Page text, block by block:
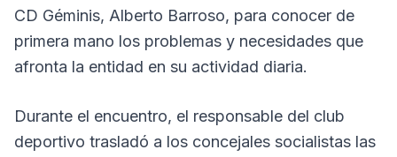
CD Géminis, Alberto Barroso, para conocer de
primera mano los problemas y necesidades que
afronta la entidad en su actividad diaria.
Durante el encuentro, el responsable del club
deportivo trasladó a los concejales socialistas las